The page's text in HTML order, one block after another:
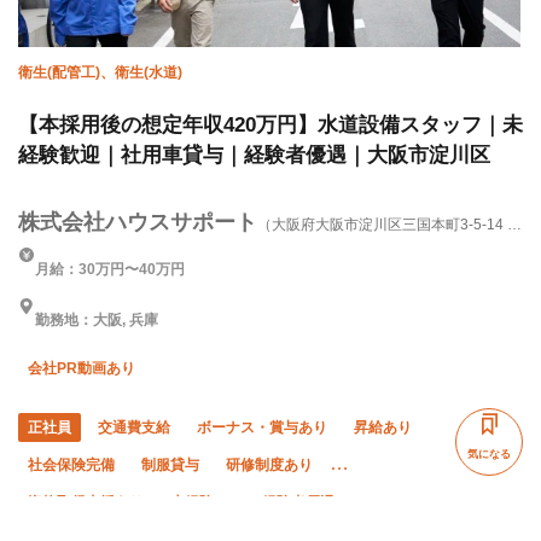
衛生(配管工)、衛生(水道)
【本採用後の想定年収420万円】水道設備スタッフ｜未
経験歓迎｜社用車貸与｜経験者優遇｜大阪市淀川区
株式会社ハウスサポート
（大阪府大阪市淀川区三国本町3-5-14 ア
グリゲート三国W-5）
月給：30万円〜40万円
勤務地：大阪, 兵庫
会社PR動画あり
正社員 交通費支給 ボーナス・賞与あり 昇給あり
社会保険完備 制服貸与 研修制度あり
資格取得支援あり 未経験OK 経験者優遇
気になる